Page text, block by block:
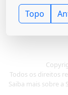
Topo
Todos os direitos
Saiba mais sobre a